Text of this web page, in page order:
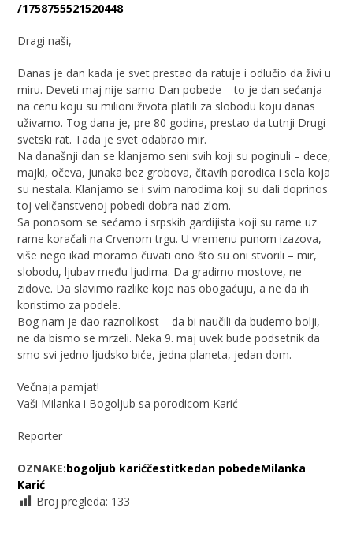
/1758755521520448
Dragi naši,
Danas je dan kada je svet prestao da ratuje i odlučio da živi u
miru. Deveti maj nije samo Dan pobede – to je dan sećanja
na cenu koju su milioni života platili za slobodu koju danas
uživamo. Tog dana je, pre 80 godina, prestao da tutnji Drugi
svetski rat. Tada je svet odabrao mir.
Na današnji dan se klanjamo seni svih koji su poginuli – dece,
majki, očeva, junaka bez grobova, čitavih porodica i sela koja
su nestala. Klanjamo se i svim narodima koji su dali doprinos
toj veličanstvenoj pobedi dobra nad zlom.
Sa ponosom se sećamo i srpskih gardijista koji su rame uz
rame koračali na Crvenom trgu. U vremenu punom izazova,
više nego ikad moramo čuvati ono što su oni stvorili – mir,
slobodu, ljubav među ljudima. Da gradimo mostove, ne
zidove. Da slavimo razlike koje nas obogaćuju, a ne da ih
koristimo za podele.
Bog nam je dao raznolikost – da bi naučili da budemo bolji,
ne da bismo se mrzeli. Neka 9. maj uvek bude podsetnik da
smo svi jedno ljudsko biće, jedna planeta, jedan dom.
Večnaja pamjat!
Vaši Milanka i Bogoljub sa porodicom Karić
Reporter
OZNAKE:bogoljub karićčestitkedan pobedeMilanka
Karić
Broj pregleda: 133